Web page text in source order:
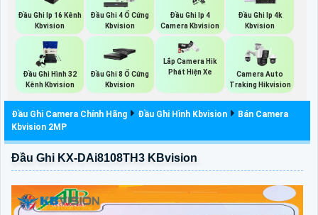
Đầu Ghi Ip 16 Kênh
Kbvision
Đầu Ghi 4 Ổ Cứng
Kbvision
Đầu Ghi Ip 4
Camera Kbvision
Đầu Ghi Ip 4k
Kbvision
Đầu Ghi Hình 32
Kênh Kbvision
Đầu Ghi 8 Ổ Cứng
Kbvision
Lắp Camera Hik
Phát Hiện Xe
Camera Auto
Traking Hikvision
Đầu Ghi Camera Chính Hãng Đầu Ghi Hình Kbvision
Bán Camera
Kbvision 2MP
Đầu Ghi KX-DAi8108TH3 KBvision